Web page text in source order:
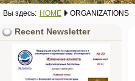
Вы здесь: HOME ORGANIZATIONS
Recent Newsletter